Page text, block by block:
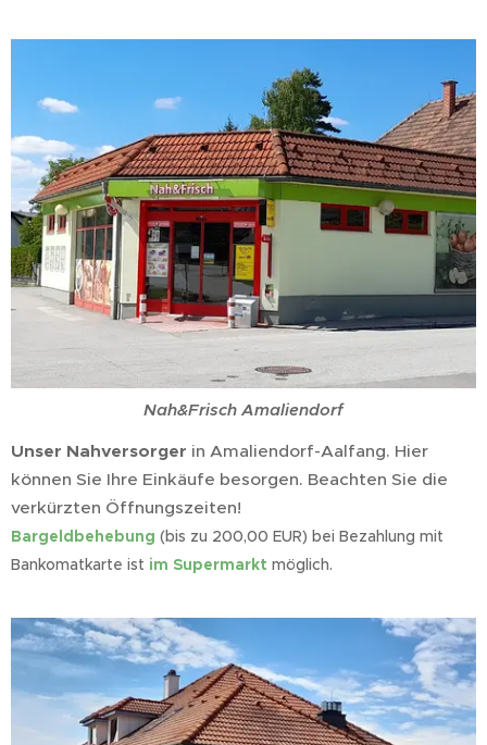
Nah&Frisch Amaliendorf
Unser Nahversorger in Amaliendorf-Aalfang. Hier
können Sie Ihre Einkäufe besorgen. Beachten Sie die
verkürzten Öffnungszeiten!
Bargeldbehebung (bis zu 200,00 EUR) bei Bezahlung mit
Bankomatkarte ist im Supermarkt möglich.